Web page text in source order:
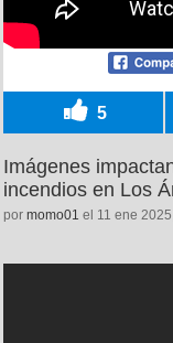
5
Imágenes
incendios en Los
por momo01 el 11 ene